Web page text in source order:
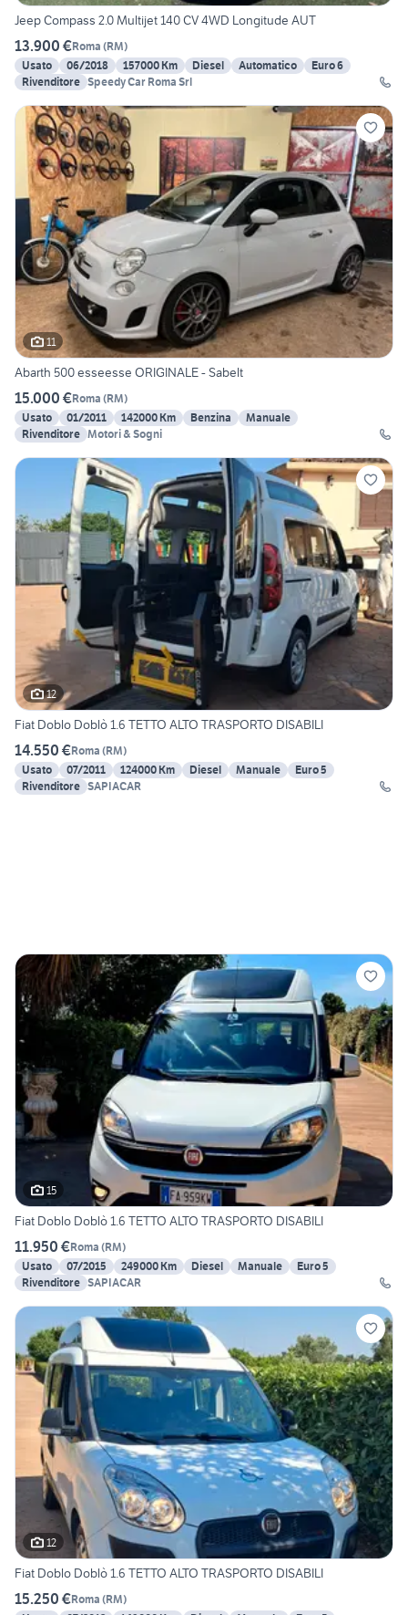
Jeep Compass 2.0 Multijet 140 CV 4WD Longitude AUT
13.900 €Roma (RM)
Usato
06/2018 157000 Km Diesel Automatico
Euro 6
Rivenditore Speedy Car Roma Srl
11
Abarth 500 esseesse ORIGINALE - Sabelt
15.000 €Roma (RM)
Usato
01/2011 142000 Km Benzina
Manuale
Rivenditore Motori & Sogni
12
Fiat Doblo Doblò 1.6 TETTO ALTO TRASPORTO DISABILI
14.550 €Roma (RM)
Usato
07/2011 124000 Km Diesel Manuale
Euro 5
Rivenditore SAPIACAR
15
Fiat Doblo Doblò 1.6 TETTO ALTO TRASPORTO DISABILI
11.950 €Roma (RM)
Usato
07/2015 249000 Km Diesel Manuale
Euro 5
Rivenditore SAPIACAR
12
Fiat Doblo Doblò 1.6 TETTO ALTO TRASPORTO DISABILI
15.250 €Roma (RM)